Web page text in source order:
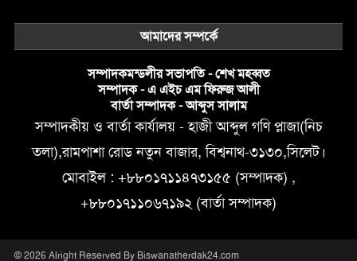
আমাদের সম্পর্কে
সম্পাদকমন্ডলীর সভাপতি - শেখ মহব্বত
সম্পাদক - এ এইচ এম ফিরুজ আলী
বার্তা সম্পাদক - আব্দুস সালাম
সম্পাদকীয় ও বার্তা কার্যালয় - হাজী আব্দুল গণি প্লাজা(নিচ
তলা),রামপাশা রোড নতুন বাজার, বিশ্বনাথ-৩১৩০,সিলেট।
মোবাইল : +৮৮০১৭১১৪৭৩১৫৫ (সম্পাদক) ,
+৮৮০১৭১১০৬৭১৯২ (বার্তা সম্পাদক)
© 2026 Alright Reserved By Biswanatherdak24.com